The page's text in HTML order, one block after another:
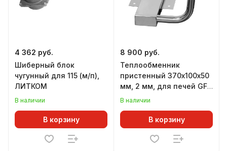
4 362 руб.
Шиберный блок
чугунный для 115 (м/п),
ЛИТКОМ
В наличии
В корзину
8 900 руб.
Теплообменник
пристенный 370х100х50
мм, 2 мм, для печей GFS
ЗК 18 и ГРОМ 30, 40
В наличии
В корзину